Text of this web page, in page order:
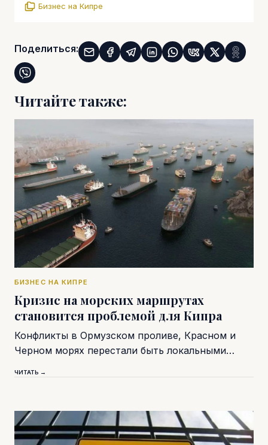
Бизнес на Кипре
Поделиться:
Читайте также:
БИЗНЕС НА КИПРЕ
Кризис на морских маршрутах
становится проблемой для Кипра
Конфликты в Ормузском проливе, Красном и
Черном морях перестали быть локальными…
ЧИТАТЬ →